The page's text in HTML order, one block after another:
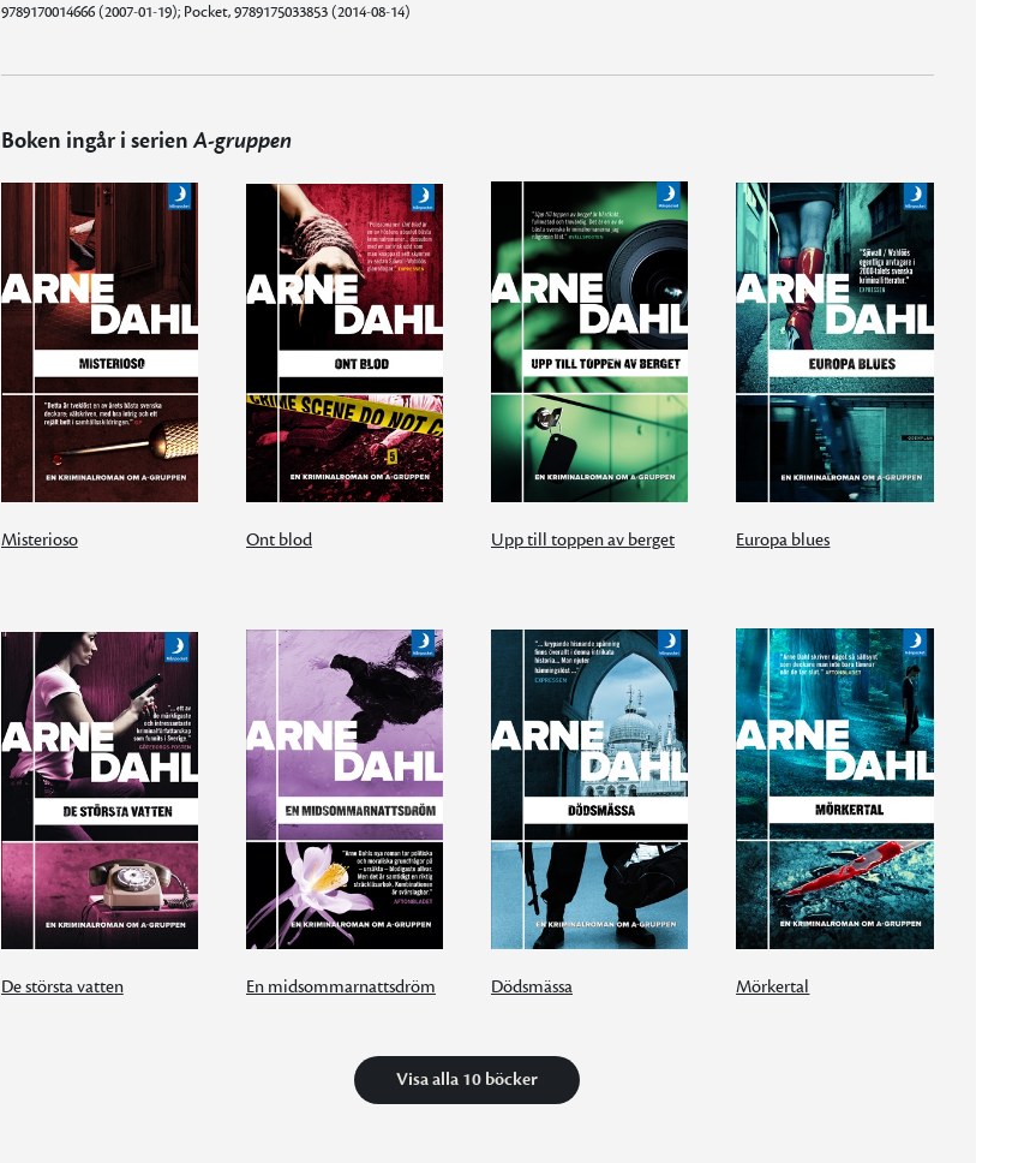
9789170014666 (2007-01-19); Pocket, 9789175033853 (2014-08-14)
Boken ingår i serien A-gruppen
Misterioso Ont blod Upp till toppen av berget Europa blues
De största vatten En midsommarnattsdröm Dödsmässa Mörkertal
Visa alla 10 böcker